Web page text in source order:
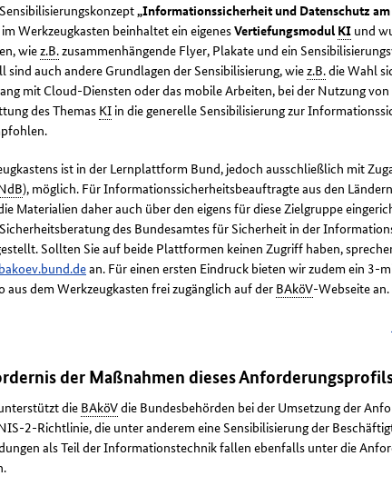
„Informationssicherheit und Datenschutz am
im Werkzeugkasten beinhaltet ein eigenesVertiefungsmodul KI und
wiez.B.zusammenhängende Flyer, Plakate und ein
sind auch andere Grundlagen der Sensibilisierung, wiez.B.die Wahl
mitCloud-Diensten oder das mobile Arbeiten, bei der Nutzung von
des Themas KI in die generelle Sensibilisierung zur
ist in der Lernplattform Bund, jedoch ausschließlich mit
), möglich. Für Informationssicherheitsbeauftragte aus den
Materialien daher auch über den eigens für diese Zielgruppe
des Bundesamtes für Sicherheit in der
Sollten Sie auf beide Plattformen keinen Zugriff haben,
an. Für einen ersten Eindruck bieten wir zudem ein 3-
aus dem Werkzeugkasten frei zugänglich auf der BAköV-Webseite an.
der Maßnahmen dieses
die BAköVdie Bundesbehörden bei der Umsetzung der
2-Richtlinie, die unter anderem eine Sensibilisierung der
als Teil der Informationstechnik fallen ebenfalls unter die